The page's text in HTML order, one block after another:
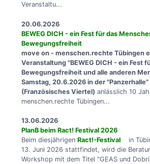
Veranstaltu...
20.06.2026
BEWEG DICH - ein Fest für das
Bewegungsfreiheit
move on - menschen.rechte Tübingen
Veranstaltung "BEWEG DICH - ein Fest
Bewegungsfreiheit und alle anderen
Samstag, 20.6.2026 in der
(Französisches Viertel) anlässlich 10
menschen.rechte Tübingen...
13.06.2026
PlanB beim Ract! Festival 2026
Beim diesjährigen Ract!-Festival
in
13. Juni 2026 stattfindet, wird die
Workshop mit dem Titel "GEAS und